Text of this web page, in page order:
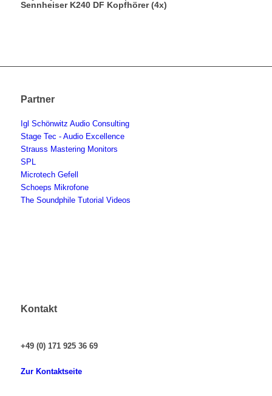
Sennheiser K240 DF Kopfhörer (4x)
Partner
Igl Schönwitz Audio Consulting
Stage Tec - Audio Excellence
Strauss Mastering Monitors
SPL
Microtech Gefell
Schoeps Mikrofone
The Soundphile Tutorial Videos
Kontakt
+49 (0) 171 925 36 69
Zur Kontaktseite